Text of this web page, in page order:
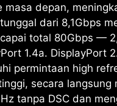
masa depan,
dari 8,1Gbps
total 80Gbps —
1.4a. DisplayPort
permintaan high
secara langsung
tanpa DSC dan